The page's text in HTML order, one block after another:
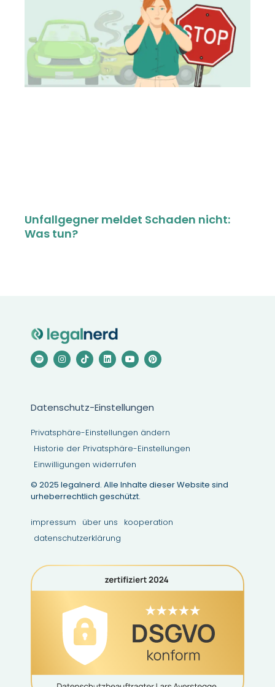
Unfallgegner meldet Schaden nicht:
Was tun?
Datenschutz-Einstellungen
Privatsphäre-Einstellungen ändern
Historie der Privatsphäre-Einstellungen
Einwilligungen widerrufen
© 2025 legalnerd. Alle Inhalte dieser Website sind
urheberrechtlich geschützt.
impressum über uns
kooperation
datenschutzerklärung